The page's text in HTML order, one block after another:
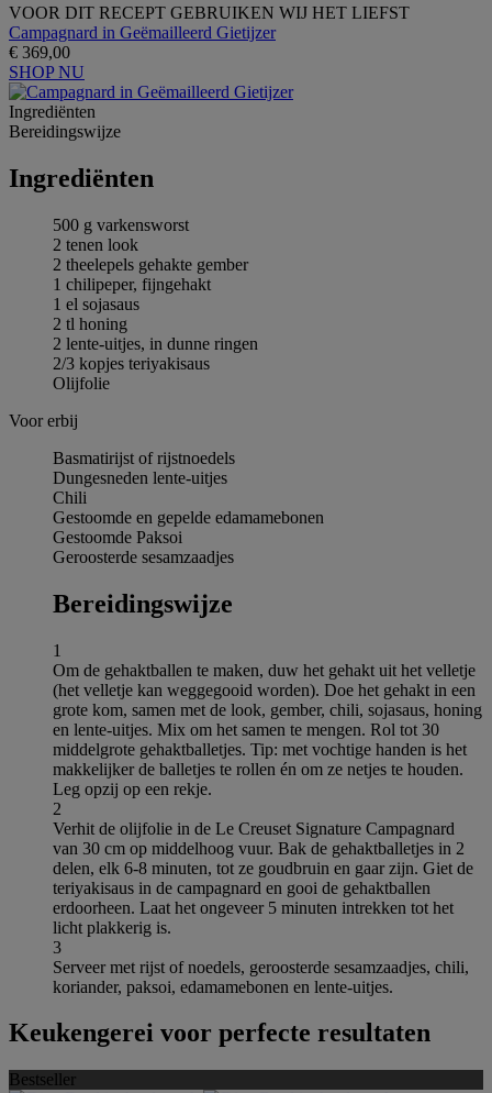
VOOR DIT RECEPT GEBRUIKEN WIJ HET LIEFST
Campagnard in Geëmailleerd Gietijzer
€ 369,00
SHOP NU
Ingrediёnten
Bereidingswijze
Ingrediёnten
500 g varkensworst
2 tenen look
2 theelepels gehakte gember
1 chilipeper, fijngehakt
1 el sojasaus
2 tl honing
2 lente-uitjes, in dunne ringen
2/3 kopjes teriyakisaus
Olijfolie
Voor erbij
Basmatirijst of rijstnoedels
Dungesneden lente-uitjes
Chili
Gestoomde en gepelde edamamebonen
Gestoomde Paksoi
Geroosterde sesamzaadjes
Bereidingswijze
1
Om de gehaktballen te maken, duw het gehakt uit het velletje
(het velletje kan weggegooid worden). Doe het gehakt in een
grote kom, samen met de look, gember, chili, sojasaus, honing
en lente-uitjes. Mix om het samen te mengen. Rol tot 30
middelgrote gehaktballetjes. Tip: met vochtige handen is het
makkelijker de balletjes te rollen én om ze netjes te houden.
Leg opzij op een rekje.
2
Verhit de olijfolie in de Le Creuset Signature Campagnard
van 30 cm op middelhoog vuur. Bak de gehaktballetjes in 2
delen, elk 6-8 minuten, tot ze goudbruin en gaar zijn. Giet de
teriyakisaus in de campagnard en gooi de gehaktballen
erdoorheen. Laat het ongeveer 5 minuten intrekken tot het
licht plakkerig is.
3
Serveer met rijst of noedels, geroosterde sesamzaadjes, chili,
koriander, paksoi, edamamebonen en lente-uitjes.
Keukengerei voor perfecte resultaten
Bestseller